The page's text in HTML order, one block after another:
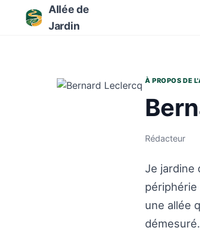
Allée de
Jardin
À PROPOS DE
Rédacteur
Je jardine
une allée